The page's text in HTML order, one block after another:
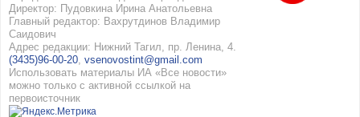
Директор: Пудовкина Ирина Анатольевна
Главный редактор: Вахрутдинов Владимир
Саидович
Адрес редакции: Нижний Тагил, пр. Ленина, 4.
(3435)96-00-20, vsenovostint@gmail.com
Использовать материалы ИА «Все новости»
можно только с активной ссылкой на
первоисточник